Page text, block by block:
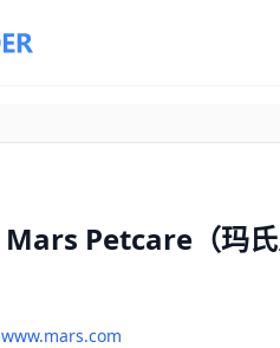
Mars Petcare（玛氏
www.mars.com